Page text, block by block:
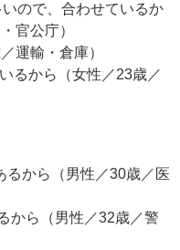
ので、合わせているか
官公庁）
運輸・倉庫）
るから（女性／23歳／
るから（男性／30歳／医
から（男性／32歳／警